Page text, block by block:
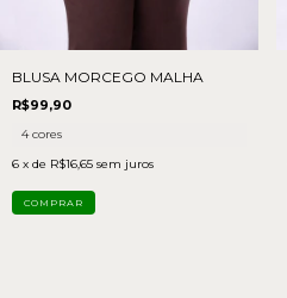
BLUSA MORCEGO MALHA
R$99,90
4 cores
6 x de R$16,65 sem juros
COMPRAR